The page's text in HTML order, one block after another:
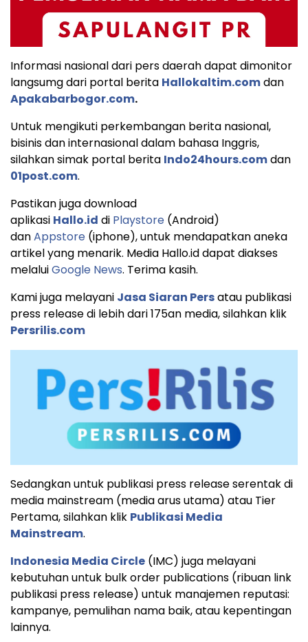
Informasi nasional dari pers daerah dapat dimonitor
langsumg dari portal berita Hallokaltim.comdan
Apakabarbogor.com.
Untuk mengikuti perkembangan berita nasional,
bisinis dan internasional dalam bahasa Inggris,
silahkan simak portal berita Indo24hours.comdan
01post.com.
Pastikan juga download
aplikasi Hallo.id di Playstore (Android)
danAppstore (iphone), untuk mendapatkan aneka
artikel yang menarik. Media Hallo.id dapat diakses
melaluiGoogle News. Terima kasih.
Kami juga melayani Jasa Siaran Persatau publikasi
press release di lebih dari 175an media, silahkan klik
Persrilis.com
Sedangkan untuk publikasi press release serentak di
media mainstream (media arus utama) atau Tier
Pertama, silahkan klik Publikasi Media
Mainstream.
Indonesia Media Circle (IMC) juga melayani
kebutuhan untuk bulk order publications (ribuan link
publikasi press release) untuk manajemen reputasi:
kampanye, pemulihan nama baik, atau kepentingan
lainnya.